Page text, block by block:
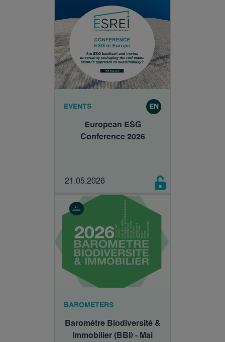
EVENTS EN
European ESG
Conference 2026
21.05.2026
BAROMETERS
Baromètre Biodiversité &
Immobilier (BBI) - Mai